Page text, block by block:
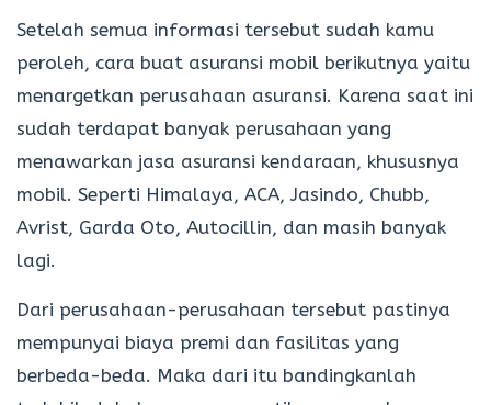
Setelah semua informasi tersebut sudah kamu
peroleh, cara buat asuransi mobil berikutnya yaitu
menargetkan perusahaan asuransi. Karena saat ini
sudah terdapat banyak perusahaan yang
menawarkan jasa asuransi kendaraan, khususnya
mobil. Seperti Himalaya, ACA, Jasindo, Chubb,
Avrist, Garda Oto, Autocillin, dan masih banyak
lagi.
Dari perusahaan-perusahaan tersebut pastinya
mempunyai biaya premi dan fasilitas yang
berbeda-beda. Maka dari itu bandingkanlah